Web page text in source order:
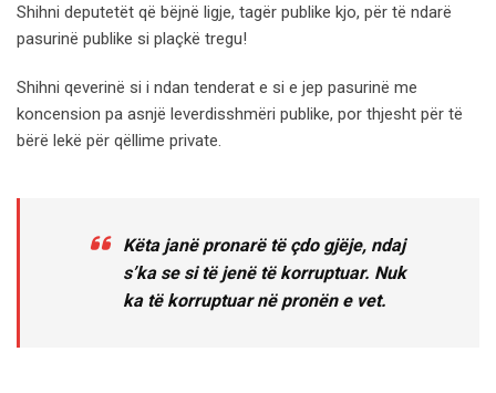
Shihni deputetët që bëjnë ligje, tagër publike kjo, për të ndarë
pasurinë publike si plaçkë tregu!
Shihni qeverinë si i ndan tenderat e si e jep pasurinë me
koncension pa asnjë leverdisshmëri publike, por thjesht për të
bërë lekë për qëllime private.
Këta janë pronarë të çdo gjëje, ndaj
s’ka se si të jenë të korruptuar. Nuk
ka të korruptuar në pronën e vet.